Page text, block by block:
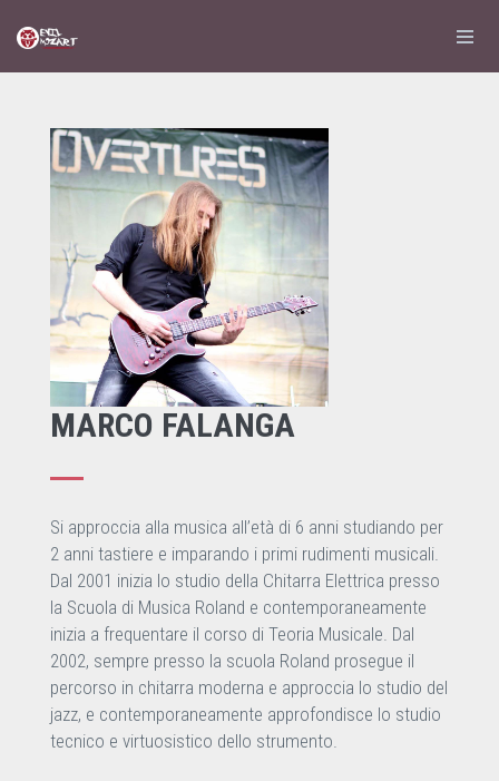
MARCO FALANGA
Si approccia alla musica all’età di 6 anni studiando per
2 anni tastiere e imparando i primi rudimenti musicali.
Dal 2001 inizia lo studio della Chitarra Elettrica presso
la Scuola di Musica Roland e contemporaneamente
inizia a frequentare il corso di Teoria Musicale. Dal
2002, sempre presso la scuola Roland prosegue il
percorso in chitarra moderna e approccia lo studio del
jazz, e contemporaneamente approfondisce lo studio
tecnico e virtuosistico dello strumento.